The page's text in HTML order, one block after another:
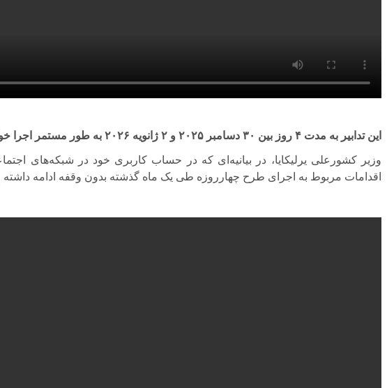
این تدابیر به مدت ۴ روز بین ۳۰ دسامبر ۲۰۲۵ و ۲ ژانویه ۲۰۲۶ به طور مستمر اجرا
وزیر کشورعلی یرلیکایا، در بیانیه‌ای که در حساب کاربری خود در شبکه‌های
اقدامات مربوط به اجرای طرح چهارروزه طی یک ماه گذشته بدون وقفه ادامه